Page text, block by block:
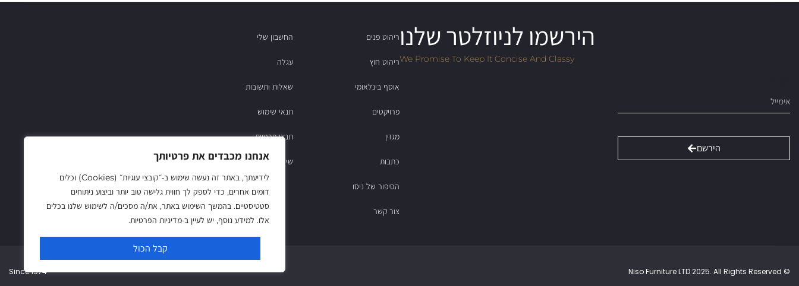
אנחנו מכבדים את פרטיותך
לידיעתך, באתר זה נעשה שימוש ב‑״קובצי עוגיות״ (Cookies) וכלים
דומים אחרים, כדי לספק לך חווית גלישה טוב יותר וביצוע ניתוחים
סטטיסטיים. בהמשך השימוש באתר, את/ה מסכים/ה לשימוש שלנו בכלים
אלו. למידע נוסף, יש לעיין ב‑מדיניות הפרטיות.
קבל הכול
הירשמו לניוזלטר שלנו
We Promise To Keep It Concise And Classy
הירשם
ריהוט פנים
ריהוט חוץ
אוסף בינלאומי
פרויקטים
מגזין
כתבות
הסיפור של ניסו
צור קשר
החשבון שלי
עגלה
שאלות ותשובות
תנאי שימוש
תנאי פרטיות
שירות לקוחות: 03-6837822
© Niso Furniture LTD 2025. All Rights Reserved
Since 1974